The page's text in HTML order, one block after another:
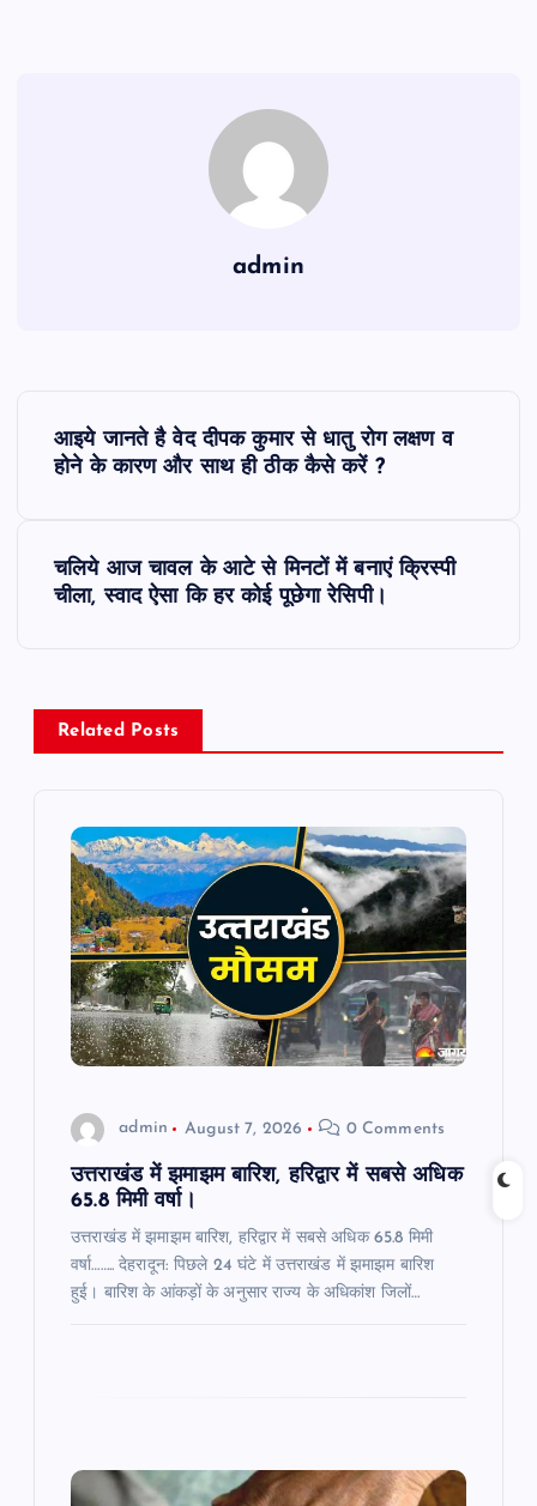
admin
a
आइये जानते है वेद दीपक कुमार से धातु रोग लक्षण व
होने के कारण और साथ ही ठीक कैसे करें ?
चलिये आज चावल के आटे से मिनटों में बनाएं क्रिस्पी
चीला, स्वाद ऐसा कि हर कोई पूछेगा रेसिपी।
Related Posts
admin August 7, 2026 0 Comments
उत्तराखंड में झमाझम बारिश, हरिद्वार में सबसे अधिक
65.8 मिमी वर्षा।
उत्तराखंड में झमाझम बारिश, हरिद्वार में सबसे अधिक 65.8 मिमी
वर्षा…….. देहरादून: पिछले 24 घंटे में उत्तराखंड में झमाझम बारिश
हुई। बारिश के आंकड़ों के अनुसार राज्य के अधिकांश जिलों…